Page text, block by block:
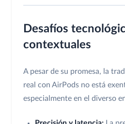
Desafíos
contextuales
A pesar de su promesa, la
real con AirPods no está
especialmente en el diverso